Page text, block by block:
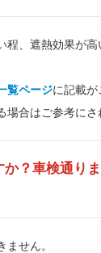
程、遮熱効果が
覧ページに記載が
場合はご参考にさ
？車検通り
せん。